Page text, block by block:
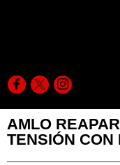
AMLO
TENSIÓN CON